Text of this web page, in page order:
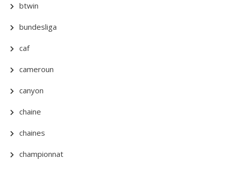
btwin
bundesliga
caf
cameroun
canyon
chaine
chaines
championnat